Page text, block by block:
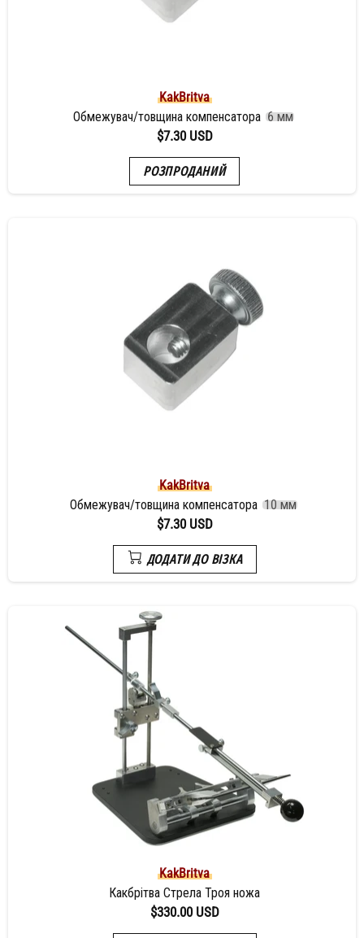
KakBritva
Обмежувач/товщина компенсатора 6 мм
$7.30 USD
РОЗПРОДАНИЙ
KakBritva
Обмежувач/товщина компенсатора 10 мм
$7.30 USD
ДОДАТИ ДО ВІЗКА
KakBritva
Какбрітва Стрела Троя ножа
$330.00 USD